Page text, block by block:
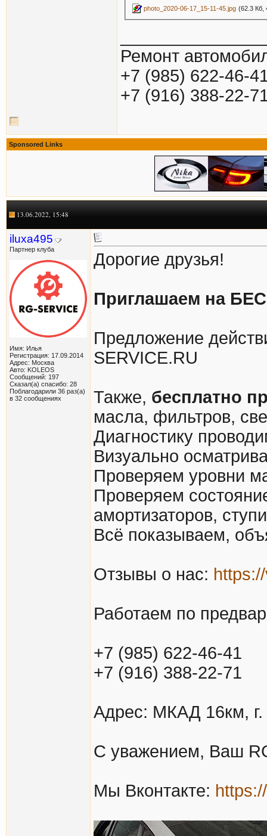
photo_2020-06-17_15-11-45.jpg (62.3 Кб,
Ремонт
+7 (985) 622-46-
+7 (916) 388-22-
Sponsored Links
13.06.2022, 15:48
iluxa495
Партнер клуба
Имя: Илья
Регистрация: 17.09.2014
Адрес: Москва
Авто: KOLEOS
Сообщений: 197
Сказал(а) спасибо: 28
Поблагодарили 36 раз(а)
в 32 сообщениях
Дорогие друзья!
Приглашаем на
Предложение
SERVICE.RU
Также, бесплатно
масла, фильтров,
Диагностику
Визуально
Проверяем уровни
Проверяем
амортизаторов,
Всё показываем,
Отзывы о нас:
Работаем по
+7 (985) 622-46-41
+7 (916) 388-22-71
Адрес: МКАД 16км, г.
С уважением, Ваш
Мы Вконтакте: